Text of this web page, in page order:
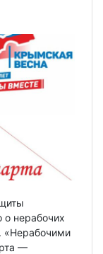
нерабочих
«Нерабочими
—